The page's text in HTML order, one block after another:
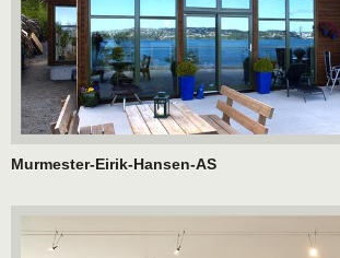
Murmester-Eirik-Hansen-AS